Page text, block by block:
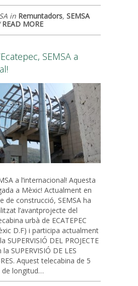
in Remuntadors, SEMSA
READ MORE
SEMSA a
a l’internacional! Aquesta
a Mèxic! Actualment en
de construcció, SEMSA ha
l’avantprojecte del
urbà de ECATEPEC
D.F) i participa actualment
SUPERVISIÓ DEL PROJECTE
la SUPERVISIÓ DE LES
Aquest telecabina de 5
de longitud…